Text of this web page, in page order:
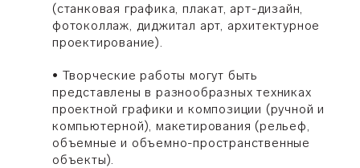
(станковая графика, плакат, арт-дизайн,
фотоколлаж, диджитал арт, архитектурное
проектирование).
• Творческие работы могут быть
представлены в разнообразных техниках
проектной графики и композиции (ручной и
компьютерной), макетирования (рельеф,
объемные и объемно-пространственные
объекты).